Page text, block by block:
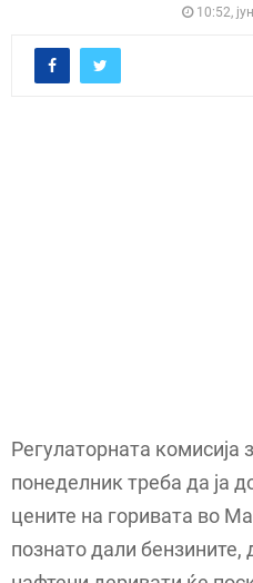
10:52,
Регулаторната комисија
понеделник треба да ја
цените на горивата во
познато дали бензините,